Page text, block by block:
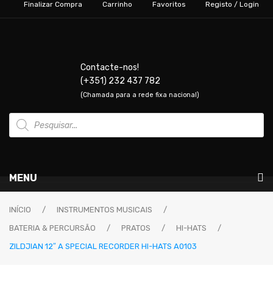
Finalizar Compra Carrinho Favoritos Registo / Login
Contacte-nos!
(+351) 232 437 782
(Chamada para a rede fixa nacional)
Products
search
MENU
Instrumentos Musicais
GUITARRAS & BAIXOS
INÍCIO / INSTRUMENTOS MUSICAIS
/
BATERIA & PERCURSÃO
/ PRATOS / HI-HATS
/
ZILDJIAN 12″ A SPECIAL RECORDER HI-HATS A0103